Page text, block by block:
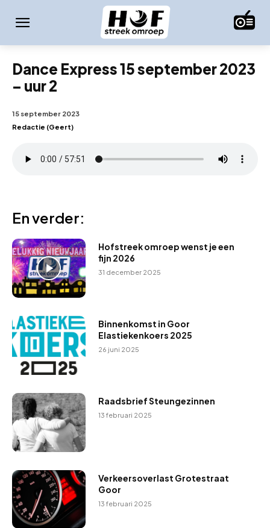
Dance Express 15 september 2023
– uur 2
15 september 2023
Redactie (Geert)
En verder:
Hofstreek omroep wenst je een
fijn 2026
31 december 2025
Binnenkomst in Goor
Elastiekenkoers 2025
26 juni 2025
Raadsbrief Steungezinnen
13 februari 2025
Verkeersoverlast Grotestraat
Goor
13 februari 2025